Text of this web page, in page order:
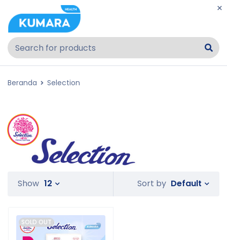
Beranda Selection
Sort by Default
Show 12
SOLD OUT